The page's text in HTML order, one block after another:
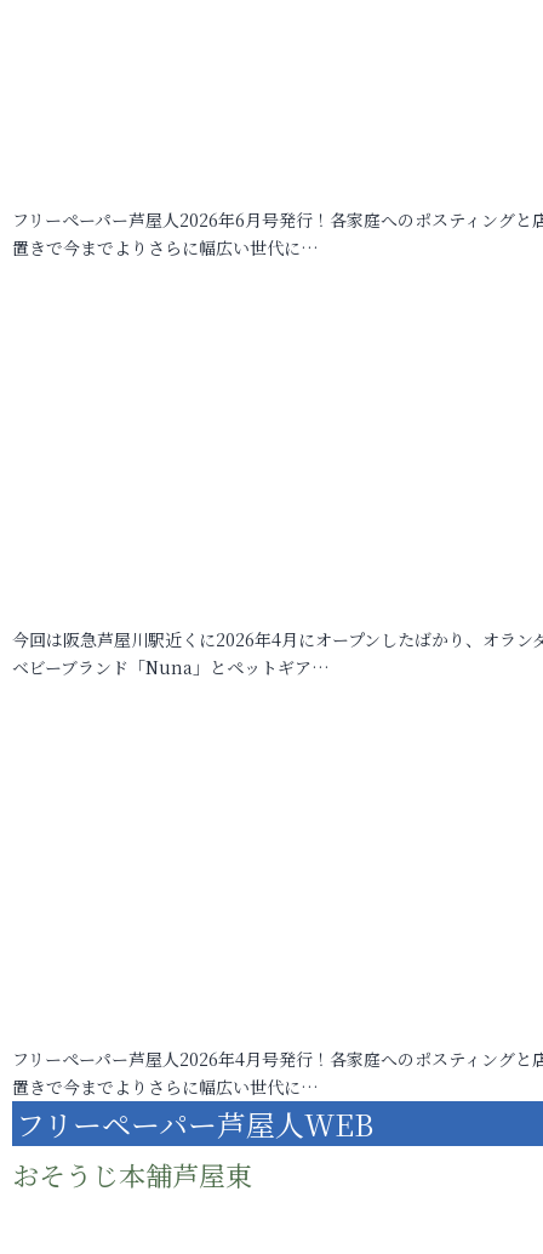
フリーペーパー芦屋人2026年6月号発行！各家庭へのポスティングと
置きで今までよりさらに幅広い世代に…
今回は阪急芦屋川駅近くに2026年4月にオープンしたばかり、オラン
ベビーブランド「Nuna」とペットギア…
フリーペーパー芦屋人2026年4月号発行！各家庭へのポスティングと
置きで今までよりさらに幅広い世代に…
フリーペーパー芦屋人WEB
おそうじ本舗芦屋東